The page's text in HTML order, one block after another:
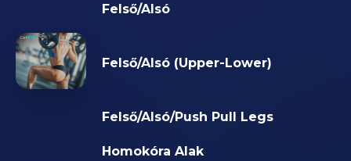
Felső/Alsó
Felső/Alsó (Upper-Lower)
Felső/Alsó/Push Pull Legs
Homokóra Alak